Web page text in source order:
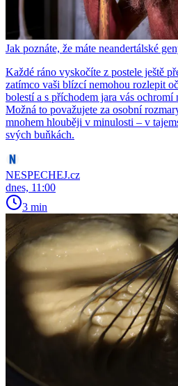
Jak poznáte, že máte neandertálské
Každé ráno vyskočíte z postele ještě
zatímco vaši blízcí nemohou rozlepit
bolestí a s příchodem jara vás ochromí
Možná to považujete za osobní
mnohem hlouběji v minulosti – v
svých buňkách.
NESPECHEJ.cz
dnes, 11:00
3 min